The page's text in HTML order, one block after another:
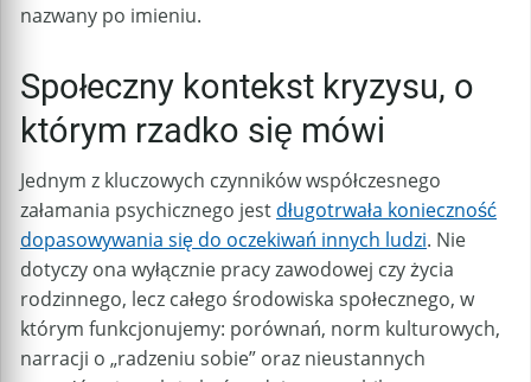
nazwany po imieniu.
Społeczny kontekst kryzysu, o
którym rzadko się mówi
Jednym z kluczowych czynników współczesnego
załamania psychicznego jest długotrwała konieczność
dopasowywania się do oczekiwań innych ludzi. Nie
dotyczy ona wyłącznie pracy zawodowej czy życia
rodzinnego, lecz całego środowiska społecznego, w
którym funkcjonujemy: porównań, norm kulturowych,
narracji o „radzeniu sobie” oraz nieustannych